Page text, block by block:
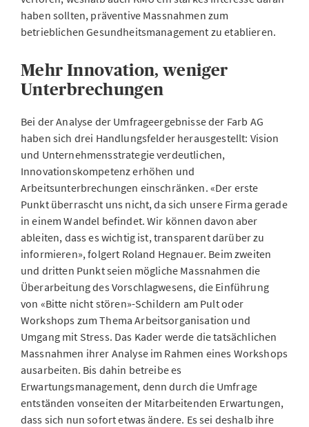
haben sollten, präventive Massnahmen zum
betrieblichen Gesundheitsmanagement zu etablieren.
Mehr Innovation, weniger
Unterbrechungen
Bei der Analyse der Umfrageergebnisse der Farb AG
haben sich drei Handlungsfelder herausgestellt: Vision
und Unternehmensstrategie verdeutlichen,
Innovationskompetenz erhöhen und
Arbeitsunterbrechungen einschränken. «Der erste
Punkt überrascht uns nicht, da sich unsere Firma gerade
in einem Wandel befindet. Wir können davon aber
ableiten, dass es wichtig ist, transparent darüber zu
informieren», folgert Roland Hegnauer. Beim zweiten
und dritten Punkt seien mögliche Massnahmen die
Überarbeitung des Vorschlagwesens, die Einführung
von «Bitte nicht stören»-Schildern am Pult oder
Workshops zum Thema Arbeitsorganisation und
Umgang mit Stress. Das Kader werde die tatsächlichen
Massnahmen ihrer Analyse im Rahmen eines Workshops
ausarbeiten. Bis dahin betreibe es
Erwartungsmanagement, denn durch die Umfrage
entständen vonseiten der Mitarbeitenden Erwartungen,
dass sich nun sofort etwas ändere. Es sei deshalb ihre